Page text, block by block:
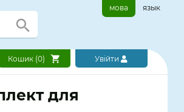
мова язык
Кошик (0) Увійти
для